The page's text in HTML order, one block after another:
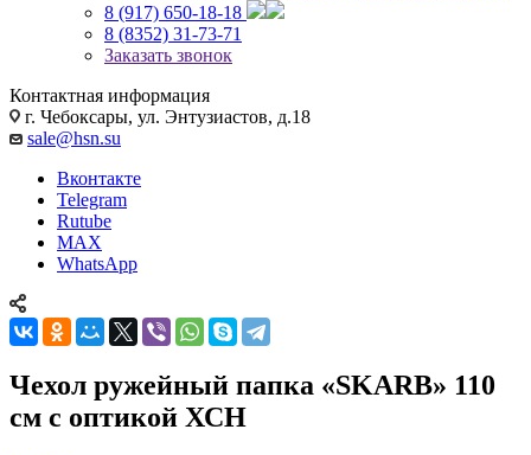
8 (917) 650-18-18
8 (8352) 31-73-71
Заказать звонок
Контактная информация
г. Чебоксары, ул. Энтузиастов, д.18
sale@hsn.su
Вконтакте
Telegram
Rutube
MAX
WhatsApp
Чехол ружейный папка «SKARB» 110
см с оптикой ХСН